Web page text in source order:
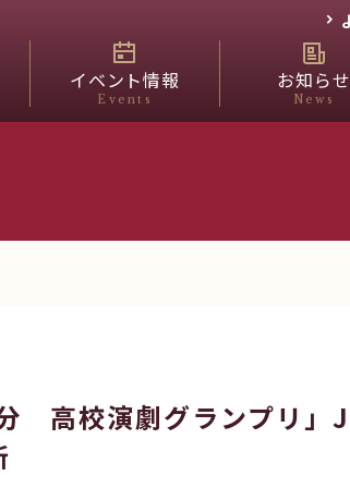
イベント情報
Events
お知らせ
News
高校演劇グランプリ」